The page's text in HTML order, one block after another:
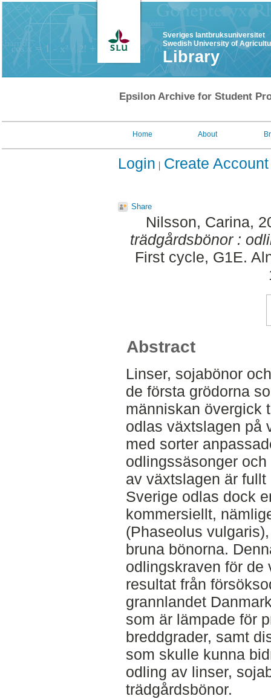
Sveriges lantbruksuniversitet
Swedish University of
Library
Epsilon Archive for Student
Home About
Login Create Account
Share
Nilsson, Carina,
trädgårdsbönor :
First cycle, G1E.
Abstract
Linser, sojabönor
de första grödorna
människan övergick
odlas växtslagen på
med sorter
odlingssäsonger
av växtslagen är
Sverige odlas dock
kommersiellt,
(Phaseolus
bruna bönorna.
odlingskraven för de
resultat från
grannlandet
som är lämpade för
breddgrader, samt
som skulle kunna
odling av linser,
trädgårdsbönor.